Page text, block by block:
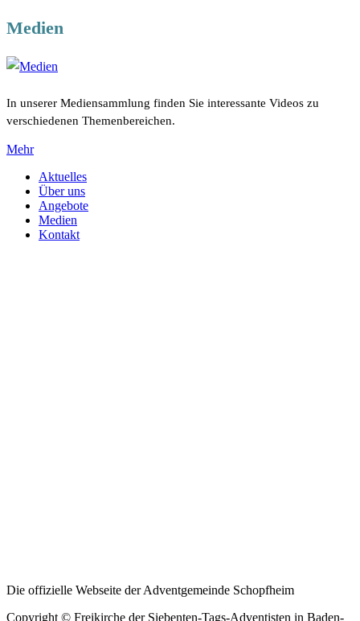
Medien
In unserer Mediensammlung finden Sie interessante Videos zu
verschiedenen Themenbereichen.
Mehr
Aktuelles
Über uns
Angebote
Medien
Kontakt
Die offizielle Webseite der Adventgemeinde Schopfheim
Copyright © Freikirche der Siebenten-Tags-Adventisten in Baden-